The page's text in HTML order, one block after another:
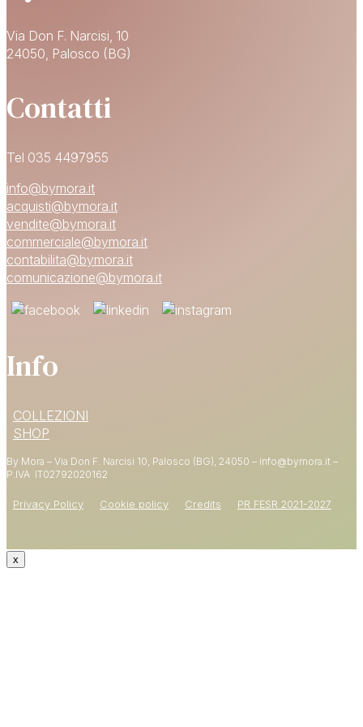
Via Don F. Narcisi, 10
24050, Palosco (BG)
Contatti
Tel 035 4497955
info@bymora.it
acquisti@bymora.it
vendite@bymora.it
commerciale@bymora.it
contabilita@bymora.it
comunicazione@bymora.it
Info
COLLEZIONI
SHOP
By Mora – Via Don F. Narcisi 10, Palosco (BG), 24050 – info@bymora.it –
P.IVA IT02792020162
Privacy Policy Cookie policy Credits PR FESR 2021-2027
x